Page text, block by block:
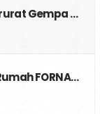
Gempa …
FORNA…